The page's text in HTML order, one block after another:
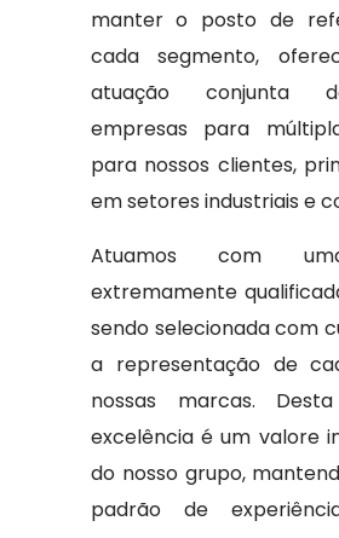
manter o posto de
cada segmento,
atuação conjunta
empresas para
para nossos clientes,
em setores industriais e
Atuamos com
extremamente
sendo selecionada com
a representação de
nossas marcas.
excelência é um valore
do nosso grupo,
padrão de